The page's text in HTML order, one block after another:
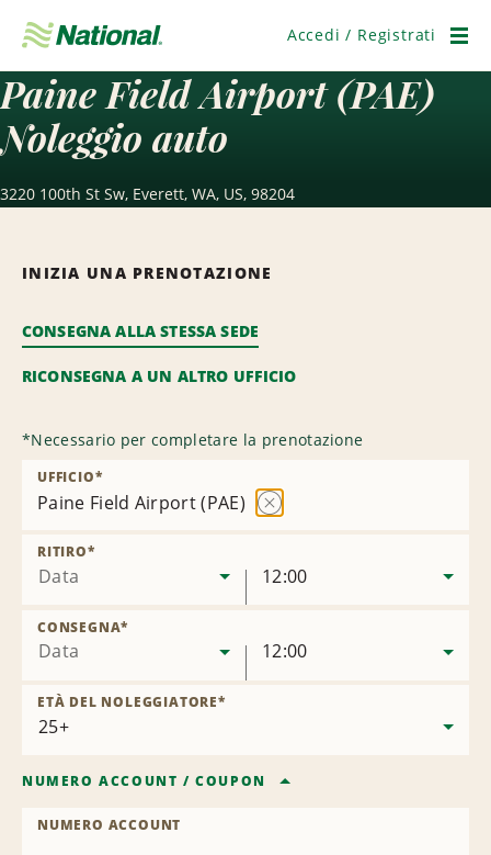
navigazione
Accedi / Registrati
Paine Field Airport (PAE)
Noleggio auto
3220 100th St Sw, Everett, WA, US, 98204
INIZIA UNA PRENOTAZIONE
CONSEGNA ALLA STESSA SEDE
RICONSEGNA A UN ALTRO UFFICIO
*Necessario per completare la prenotazione
Paine Field Airport (PAE)
UFFICIO*
Data
RITIRO*
12:00
Data
CONSEGNA*
12:00
ETÀ DEL NOLEGGIATORE*
NUMERO ACCOUNT /COUPON
NUMERO ACCOUNT